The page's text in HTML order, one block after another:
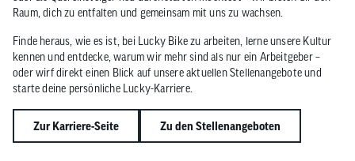
Raum, dich zu entfalten und gemeinsam mit uns zu wachsen.
Finde heraus, wie es ist, bei Lucky Bike zu arbeiten, lerne unsere Kultur
kennen und entdecke, warum wir mehr sind als nur ein Arbeitgeber –
oder wirf direkt einen Blick auf unsere aktuellen Stellenangebote und
starte deine persönliche Lucky-Karriere.
Zur Karriere-Seite Zu den Stellenangeboten